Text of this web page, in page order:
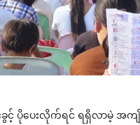
ခွင့် ပို‌ပေးလိုက်ရင် ရရှိလာမဲ့ အ